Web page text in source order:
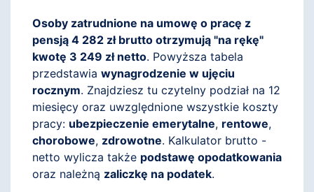
Osoby zatrudnione na umowę o pracę z
pensją 4 282 zł brutto otrzymują "na rękę"
kwotę 3 249 zł netto. Powyższa tabela
przedstawia wynagrodzenie w ujęciu
rocznym. Znajdziesz tu czytelny podział na 12
miesięcy oraz uwzględnione wszystkie koszty
pracy: ubezpieczenie emerytalne, rentowe,
chorobowe, zdrowotne. Kalkulator brutto -
netto wylicza także podstawę opodatkowania
oraz należną zaliczkę na podatek.